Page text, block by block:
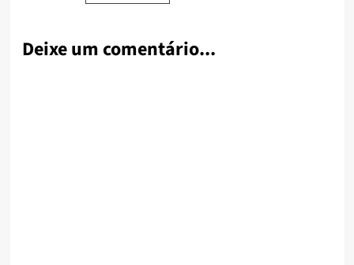
Deixe um comentário...